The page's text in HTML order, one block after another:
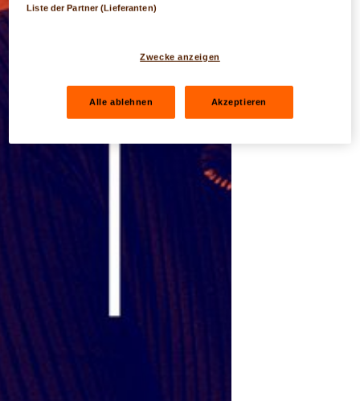
Liste der Partner (Lieferanten)
Zwecke anzeigen
Alle ablehnen Akzeptieren